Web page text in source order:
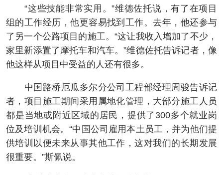
“这些技能非常实用。”维德佐托说，有了在项目
组的工作经历，他更容易找到工作。去年，他还参与
了另一个公路项目的施工。“这让我收入增加了不少，
家里新添置了摩托车和汽车。”维德佐托告诉记者，像
他这样从项目中受益的人还有很多。
中国路桥厄瓜多尔分公司工程部经理周骏告诉记
者，项目施工期间采用属地化管理，大部分施工人员
都是当地或附近区域的居民，提供了300多个就业岗
位及培训机会。“中国公司雇用本土员工，并为他们提
供培训以便未来从事其他工作，这对我们的长期发展
很重要。”斯佩说。